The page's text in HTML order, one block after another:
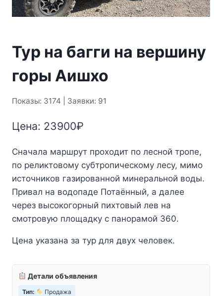
Тур на багги на вершину
горы Аишхо
Показы: 3174 | Заявки: 91
Цена: 23900₽
Сначала маршрут проходит по лесной тропе,
по реликтовому субтропическому лесу, мимо
источников газированной минеральной воды.
Привал на водопаде Потаённый, а далее
через высокогорный пихтовый лев на
смотровую площадку с панорамой 360.
Цена указана за тур для двух человек.
Детали объявления
Тип: Продажа